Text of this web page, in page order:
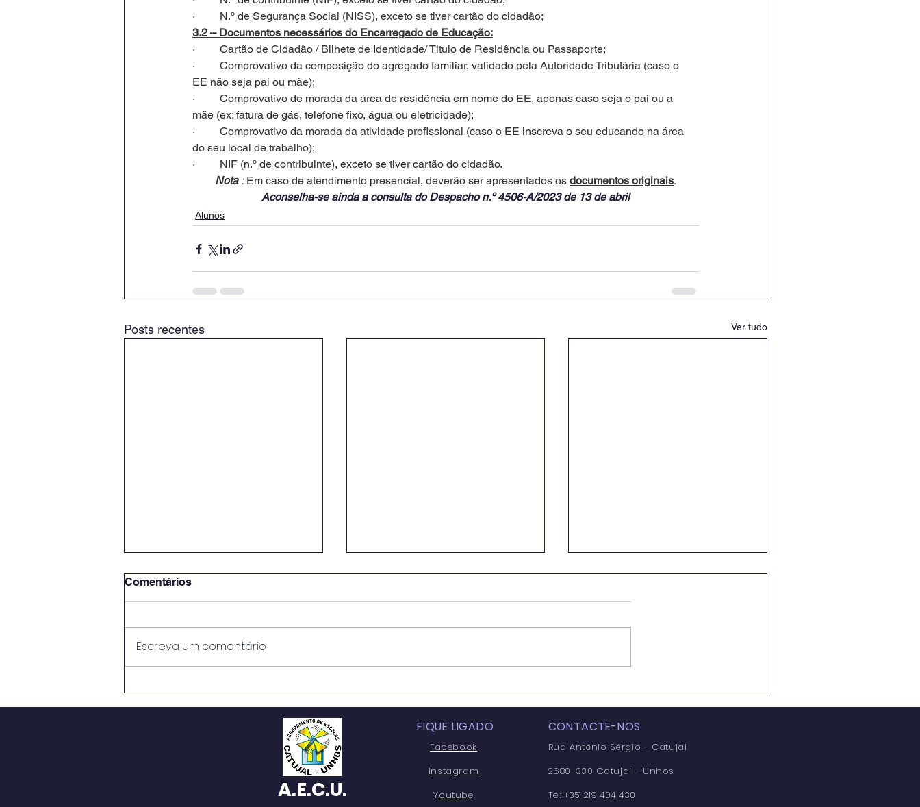
·         N.º de Segurança Social (NISS), exceto se tiver cartão do cidadão;
3.2 – Documentos necessários do Encarregado de Educação:
·         Cartão de Cidadão / Bilhete de Identidade/ Titulo de Residência ou Passaporte;
·         Comprovativo da composição do agregado familiar, validado pela Autoridade Tributária (caso o
EE não seja pai ou mãe);
·         Comprovativo de morada da área de residência em nome do EE, apenas caso seja o pai ou a
mãe (ex: fatura de gás, telefone fixo, água ou eletricidade);
·         Comprovativo da morada da atividade profissional (caso o EE inscreva o seu educando na área
do seu local de trabalho);
·         NIF (n.º de contribuinte), exceto se tiver cartão do cidadão.
Nota : Em caso de atendimento presencial, deverão ser apresentados os documentos originais.
Aconselha-se ainda a consulta do Despacho n.º 4506-A/2023 de 13 de abril
Alunos
Posts recentes Ver tudo
INFORMÁTICOS 2025 / 2026
Comentários
Escreva um comentário
A.E.C.U.
CONTACTE-NOS
Rua António Sérgio - Catujal
2680-330 Catujal - Unhos
Tel: +351 219 404 430
FIQUE LIGADO
Facebook
Instagram
Youtube